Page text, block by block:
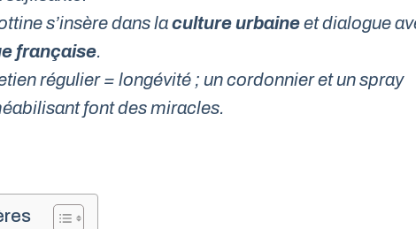
s’insère dans laculture urbaineet dialogue
française.
régulier = longévité ; un cordonnier et un spray
font des miracles.